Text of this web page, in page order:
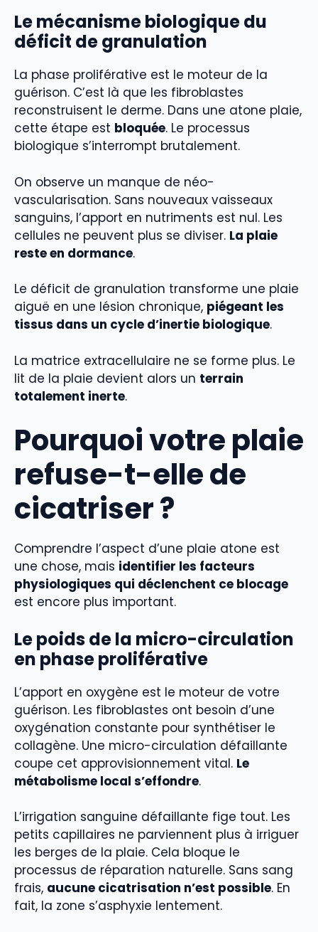
Le mécanisme biologique du
déficit de granulation
La phase proliférative est le moteur de la
guérison. C’est là que les fibroblastes
reconstruisent le derme. Dans une atone plaie,
cette étape est bloquée. Le processus
biologique s’interrompt brutalement.
On observe un manque de néo-
vascularisation. Sans nouveaux vaisseaux
sanguins, l’apport en nutriments est nul. Les
cellules ne peuvent plus se diviser. La plaie
reste en dormance.
Le déficit de granulation transforme une plaie
aiguë en une lésion chronique, piégeant les
tissus dans un cycle d’inertie biologique.
La matrice extracellulaire ne se forme plus. Le
lit de la plaie devient alors un terrain
totalement inerte.
Pourquoi votre plaie
refuse-t-elle de
cicatriser ?
Comprendre l’aspect d’une plaie atone est
une chose, mais identifier les facteurs
physiologiques qui déclenchent ce blocage
est encore plus important.
Le poids de la micro-circulation
en phase proliférative
L’apport en oxygène est le moteur de votre
guérison. Les fibroblastes ont besoin d’une
oxygénation constante pour synthétiser le
collagène. Une micro-circulation défaillante
coupe cet approvisionnement vital. Le
métabolisme local s’effondre.
L’irrigation sanguine défaillante fige tout. Les
petits capillaires ne parviennent plus à irriguer
les berges de la plaie. Cela bloque le
processus de réparation naturelle. Sans sang
frais, aucune cicatrisation n’est possible. En
fait, la zone s’asphyxie lentement.